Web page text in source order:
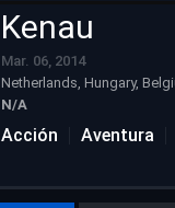
Kenau
Mar. 06, 2014
Netherlands, Hungary,
N/A
Acción Aventura